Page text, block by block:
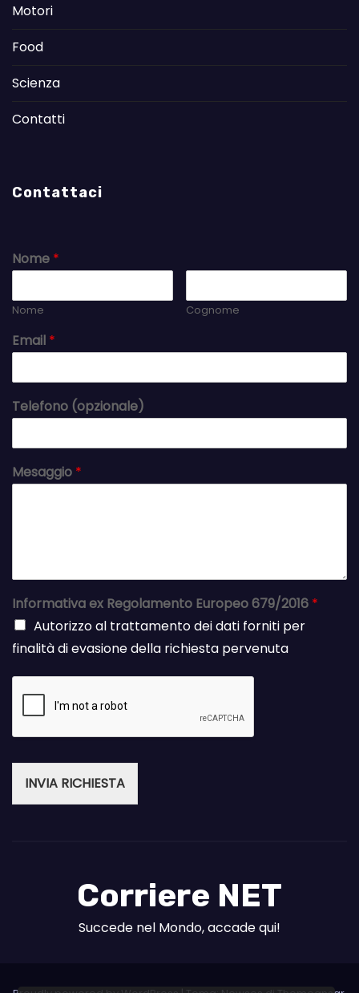
Motori
Food
Scienza
Contatti
Contattaci
Nome *
Nome Cognome
Email *
Telefono (opzionale)
Mesaggio *
Informativa ex Regolamento Europeo 679/2016 *
Autorizzo al trattamento dei dati forniti per
finalità di evasione della richiesta pervenuta
INVIA RICHIESTA
Corriere NET
Succede nel Mondo, accade qui!